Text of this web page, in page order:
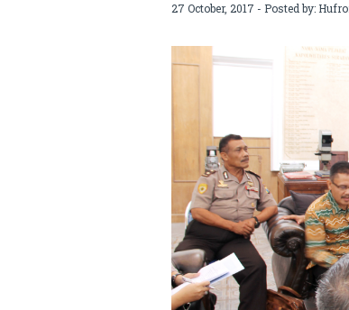
27 October, 2017 - Posted by: